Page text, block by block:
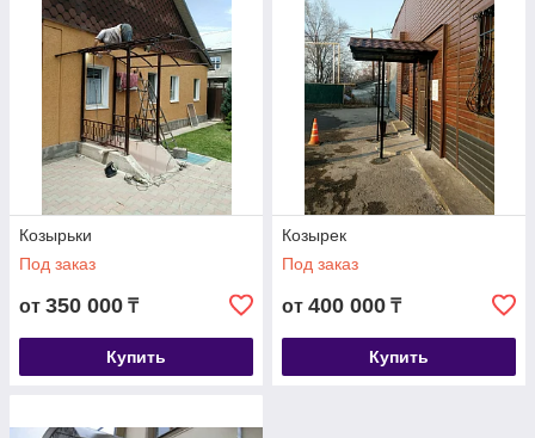
Козырьки
Под заказ
от 350 000 ₸
Купить
Козырек
Под заказ
от 400 000 ₸
Купить